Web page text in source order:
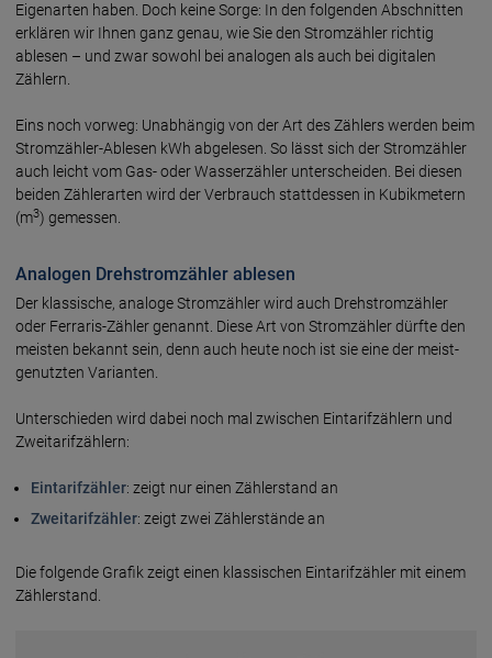
Eigen­arten haben. Doch keine Sorge: In den fol­genden Ab­schnitten
erklären wir Ihnen ganz genau, wie Sie den Strom­zähler richtig
ablesen – und zwar sowohl bei ana­logen als auch bei digi­talen
Zählern.
Eins noch vorweg: Unabhängig von der Art des Zählers werden beim
Stromzähler-Ablesen kWh abge­lesen. So lässt sich der Strom­zähler
auch leicht vom Gas- oder Wasser­zähler unter­scheiden. Bei diesen
beiden Zähler­arten wird der Ver­brauch statt­dessen in Kubik­metern
(m3) gemessen.
Analogen Drehstromzähler ablesen
Der klassische, analoge Stromzähler wird auch Dreh­strom­zähler
oder Ferraris-Zähler genannt. Diese Art von Strom­zähler dürfte den
meisten bekannt sein, denn auch heute noch ist sie eine der meist­
genutzten Varianten.
Unterschieden wird dabei noch mal zwischen Ein­tarif­zählern und
Zwei­tarif­zählern:
Eintarifzähler: zeigt nur einen Zähler­stand an
Zweitarifzähler: zeigt zwei Zähler­stände an
Die folgende Grafik zeigt einen klassischen Ein­tarif­zähler mit einem
Zählerstand.